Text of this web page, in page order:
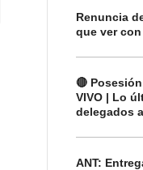
Renuncia
que ver
🔴
VIVO | Lo
delegados
ANT: